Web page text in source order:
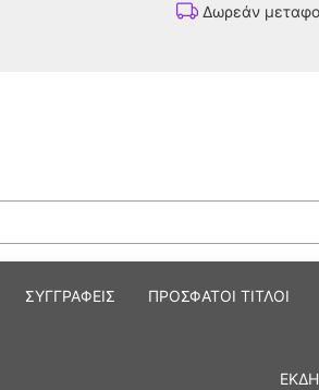
Δωρεάν
ΣΥΓΓΡΑΦΕΙΣ ΠΡΟΣΦΑΤΟΙ ΤΙΤΛΟΙ